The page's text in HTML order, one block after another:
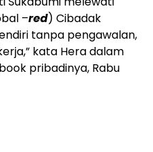
–red) Cibadak
tanpa pengawalan,
kata Hera dalam
pribadinya, Rabu